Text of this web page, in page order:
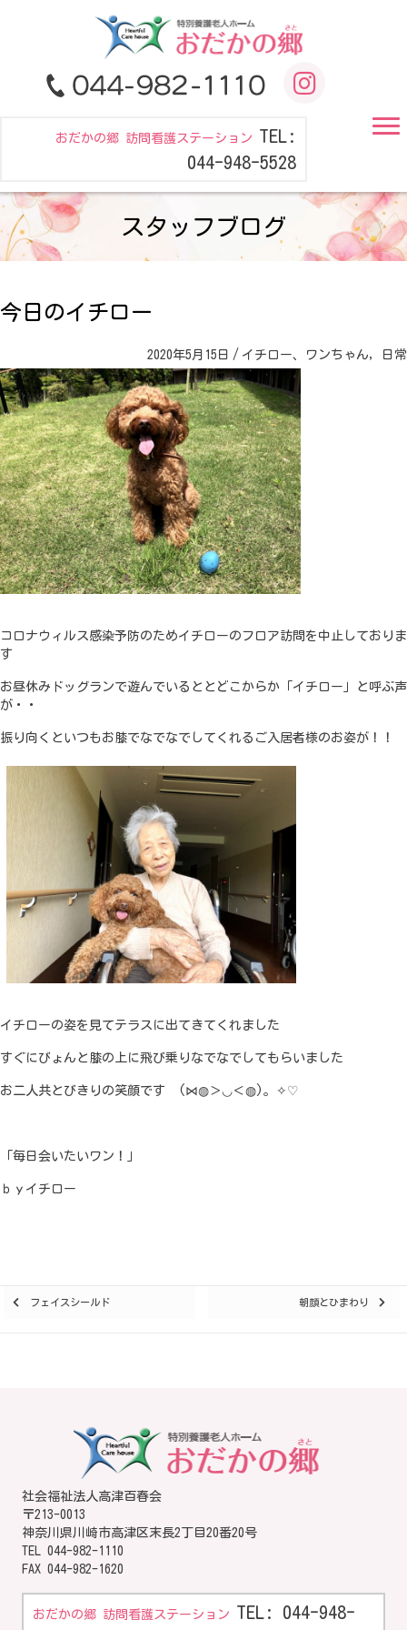
おだかの郷 訪問看護ステーション TEL:
044-948-5528
スタッフブログ
今日のイチロー
2020年5月15日 / イチロー、ワンちゃん, 日常
コロナウィルス感染予防のためイチローのフロア訪問を中止しておりま
す
お昼休みドッグランで遊んでいるととどこからか「イチロー」と呼ぶ声
が・・
振り向くといつもお膝でなでなでしてくれるご入居者様のお姿が！！
イチローの姿を見てテラスに出てきてくれました
すぐにびょんと膝の上に飛び乗りなでなでしてもらいました
お二人共とびきりの笑顔です (⋈◍＞◡＜◍)。✧♡
「毎日会いたいワン！」
ｂｙイチロー
Postsフェイスシールド 朝顔とひまわり
社会福祉法人高津百春会
〒213-0013
神奈川県川崎市高津区末長2丁目20番20号
TEL 044-982-1110
FAX 044-982-1620
おだかの郷 訪問看護ステーション TEL: 044-948-